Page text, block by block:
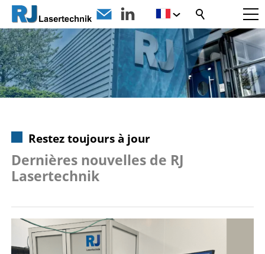
Restez toujours à jour
Dernières nouvelles de RJ
Lasertechnik